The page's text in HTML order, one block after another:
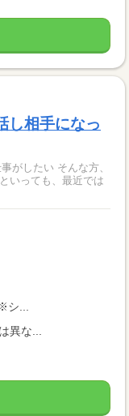
し相手になっ
そんな方、
...
異な...